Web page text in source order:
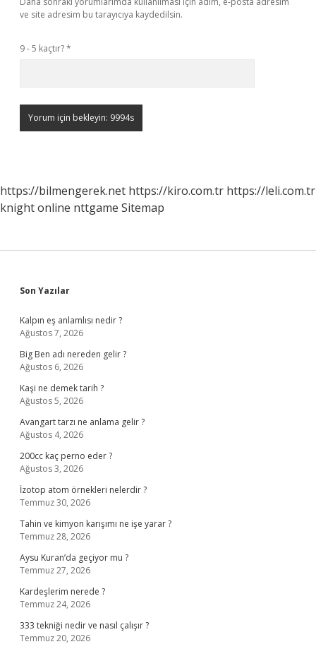
ve site adresim bu tarayıcıya kaydedilsin.
9 - 5 kaçtır?*
https://bilmengerek.net https://kiro.com.tr https://leli.com.tr
knight online nttgame Sitemap
Sidebar
Son Yazılar
Kalpın eş anlamlısı nedir ?
Ağustos 7, 2026
Big Ben adı nereden gelir ?
Ağustos 6, 2026
Kaşi ne demek tarih ?
Ağustos 5, 2026
Avangart tarzı ne anlama gelir ?
Ağustos 4, 2026
200cc kaç perno eder ?
Ağustos 3, 2026
İzotop atom örnekleri nelerdir ?
Temmuz 30, 2026
Tahin ve kimyon karışımı ne işe yarar ?
Temmuz 28, 2026
Aysu Kuran’da geçiyor mu ?
Temmuz 27, 2026
Kardeşlerim nerede ?
Temmuz 24, 2026
333 tekniği nedir ve nasıl çalışır ?
Temmuz 20, 2026